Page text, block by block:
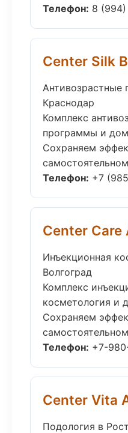
Телефон: 8
Center Silk
Антивозрастные
Краснодар
Комплекс
программы и
Сохраняем
Телефон: +7
Center Care
Инъекционная
Волгоград
Комплекс
косметология и
Сохраняем
Телефон: +7-
Center Vita
Подология в